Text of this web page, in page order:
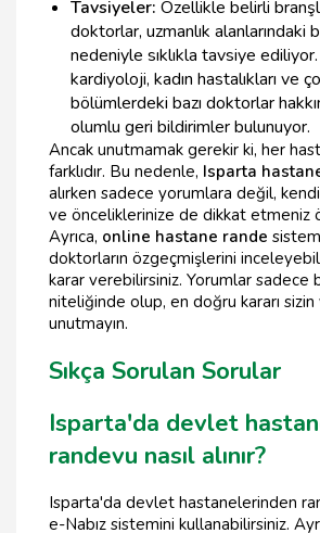
Tavsiyeler: Özellikle belirli
doktorlar, uzmanlık alanlarındaki
nedeniyle sıklıkla tavsiye
kardiyoloji, kadın hastalıkları ve
bölümlerdeki bazı doktorlar
olumlu geri bildirimler bulunuyor.
Ancak unutmamak gerekir ki, her
farklıdır. Bu nedenle, Isparta
alırken sadece yorumlara değil, kendi
ve önceliklerinize de dikkat etmeniz
Ayrıca, online hastane rande
doktorların özgeçmişlerini
karar verebilirsiniz. Yorumlar sadece
niteliğinde olup, en doğru kararı
unutmayın.
Sıkça Sorulan Sorular
Isparta'da devlet
randevu nasıl alınır?
Isparta'da devlet hastanelerinden
e-Nabız sistemini kullanabilirsiniz.